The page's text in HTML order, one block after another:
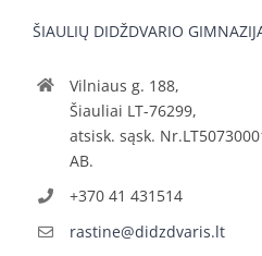
ŠIAULIŲ DIDŽDVARIO
Vilniaus g. 188,
Šiauliai LT-76299,
atsisk. sąsk.
AB.
+370 41 431514
rastine@didzdvaris.lt